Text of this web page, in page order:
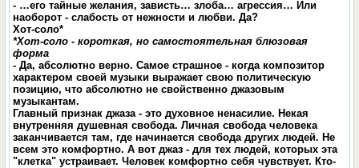
- …его тайные желания, зависть… злоба… агрессия… Или
наоборот - слабость от нежности и любви. Да?
Хот-соло*
*Хот-соло - короткая, но самостоятельная блюзовая
форма
- Да, абсолютно верно. Самое страшное - когда композитор
характером своей музыки выражает свою политическую
позицию, что абсолютно не свойственно джазовым
музыкантам.
Главный признак джаза - это духовное ненасилие. Некая
внутренняя душевная свобода. Личная свобода человека
заканчивается там, где начинается свобода других людей. Не
всем это комфортно. А вот джаз - для тех людей, которых эта
"клетка" устраивает. Человек комфортно себя чувствует. Кто-